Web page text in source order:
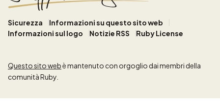
Sicurezza
Informazioni su questo sito web
Informazioni sul logo
Notizie RSS Ruby License
Questo sito webè mantenuto con orgoglio dai membri della
comunità Ruby.